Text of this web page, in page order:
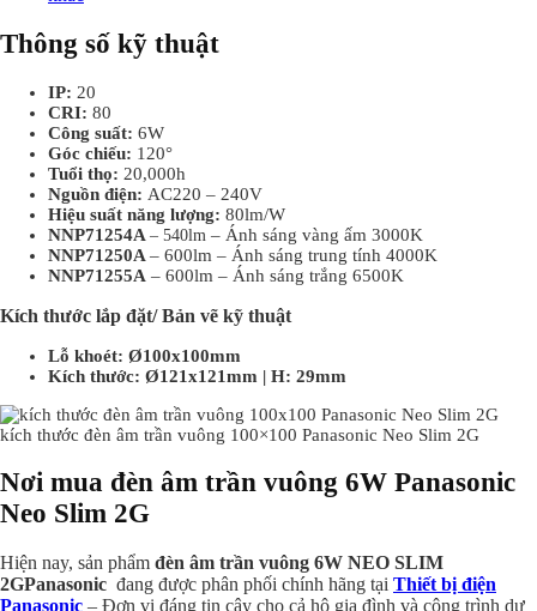
Thông số kỹ thuật
IP: 20
CRI: 80
Công suất: 6W
Góc chiếu: 120°
Tuổi thọ: 20,000h
Nguồn điện: AC220 – 240V
Hiệu suất năng lượng: 80lm/W
NNP71254A – 540lm – Ánh sáng vàng ấm 3000K
NNP71250A – 600lm – Ánh sáng trung tính 4000K
NNP71255A – 600lm – Ánh sáng trắng 6500K
Kích thước lắp đặt/ Bản vẽ kỹ thuật
Lỗ khoét: Ø100x100mm
Kích thước: Ø121x121mm | H: 29mm
kích thước đèn âm trần vuông 100×100 Panasonic Neo Slim 2G
Nơi mua đèn âm trần vuông 6W Panasonic
Neo Slim 2G
Hiện nay, sản phẩm đèn âm trần vuông 6W NEO SLIM
2GPanasonic đang được phân phối chính hãng tại Thiết bị điện
Panasonic – Đơn vị đáng tin cậy cho cả hộ gia đình và công trình dự